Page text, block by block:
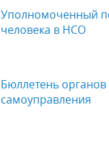
Уполномоченный
человека в НСО
Бюллетень органов
самоуправления